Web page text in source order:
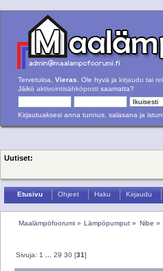
Tervetuloa, Vieras . Ole hyvä ja kirjaudu tai
Jäikö aktivointisähköposti saamatta?
Kirjautuaksesi anna tunnus, salasana ja
Uutiset:
Etusivu Ohjeet Haku Kirjaudu
Maalämpöfoorumi» Lämpöpumput » Nibe »
Sivuja: 1 ...29 30 [31]